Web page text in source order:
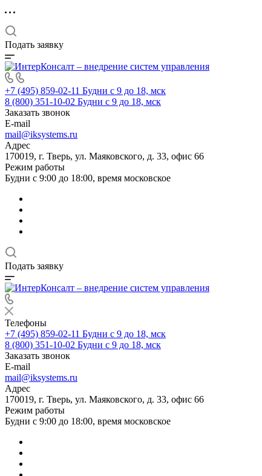
Подать заявку
+7 (495) 859-02-11 Будни с 9 до 18, мск
8 (800) 351-10-02 Будни с 9 до 18, мск
Заказать звонок
E-mail
mail@iksystems.ru
Адрес
170019, г. Тверь, ул. Маяковского, д. 33, офис 66
Режим работы
Будни с 9:00 до 18:00, время московское
Подать заявку
Телефоны
+7 (495) 859-02-11 Будни с 9 до 18, мск
8 (800) 351-10-02 Будни с 9 до 18, мск
Заказать звонок
E-mail
mail@iksystems.ru
Адрес
170019, г. Тверь, ул. Маяковского, д. 33, офис 66
Режим работы
Будни с 9:00 до 18:00, время московское